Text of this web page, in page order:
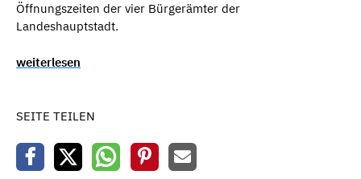
Öffnungszeiten der vier Bürgerämter der
Landeshauptstadt.
weiterlesen
SEITE TEILEN